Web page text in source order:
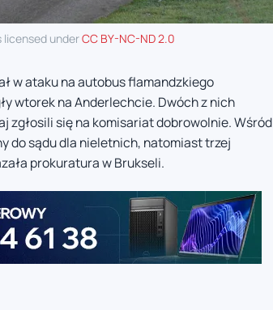
licensed underCC BY-NC-ND 2.0
w ataku na autobus flamandzkiego
wtorek na Anderlechcie. Dwóch z nich
zgłosili się na komisariat dobrowolnie. Wśród
do sądu dla nieletnich, natomiast trzej
prokuratura w Brukseli.